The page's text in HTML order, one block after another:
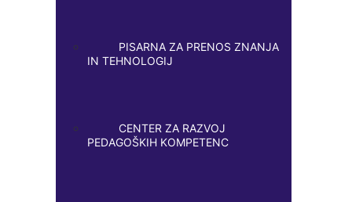
PISARNA ZA PRENOS ZNANJA
IN TEHNOLOGIJ
CENTER ZA RAZVOJ
PEDAGOŠKIH KOMPETENC